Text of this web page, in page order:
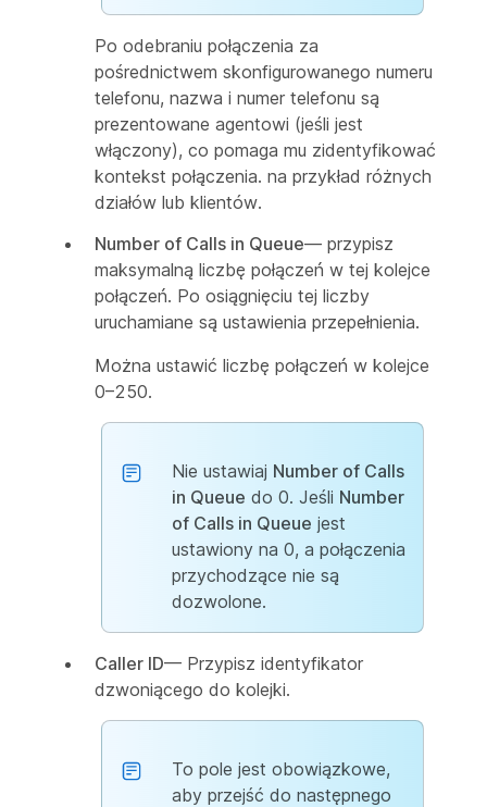
Po odebraniu połączenia za
pośrednictwem skonfigurowanego numeru
telefonu, nazwa i numer telefonu są
prezentowane agentowi (jeśli jest
włączony), co pomaga mu zidentyfikować
kontekst połączenia. na przykład różnych
działów lub klientów.
Number of Calls in Queue— przypisz
maksymalną liczbę połączeń w tej kolejce
połączeń. Po osiągnięciu tej liczby
uruchamiane są ustawienia przepełnienia.
Można ustawić liczbę połączeń w kolejce
0–250.
Nie ustawiaj Number of Calls
in Queue do 0. Jeśli Number
of Calls in Queue jest
ustawiony na 0, a połączenia
przychodzące nie są
dozwolone.
Caller ID— Przypisz identyfikator
dzwoniącego do kolejki.
To pole jest obowiązkowe,
aby przejść do następnego